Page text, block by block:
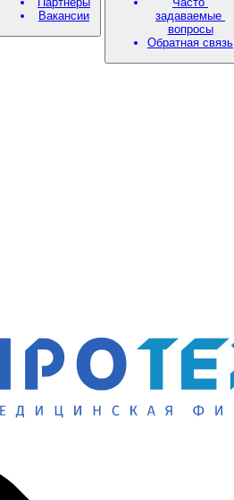
Вакансии
задаваемые
вопросы
Обратная связь